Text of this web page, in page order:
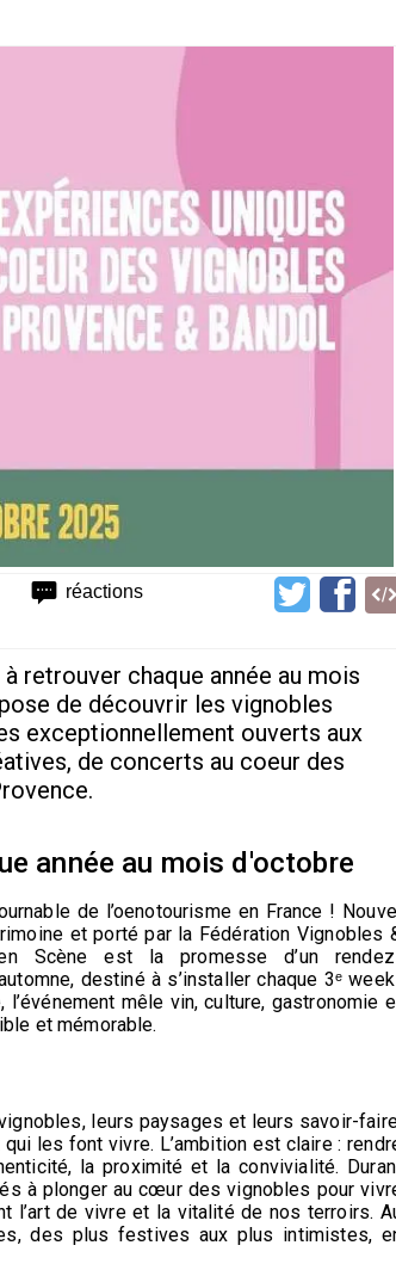
réactions
retrouver chaque année au mois
de découvrir les vignobles
exceptionnellement ouverts aux
de concerts au coeur des
année au mois d'octobre
de l’oenotourisme en France !
etporté par la Fédération Vignobles
Scèneest la promesse d’un
, destiné à s’installerchaque 3ᵉ
mêle vin, culture, gastronomie
et mémorable.
leurs paysages et leurs savoir-
les font vivre. L’ambition est claire :
la proximité et la convivialité.
à plonger au cœur des vignobles pour
l’art de vivre et la vitalité de nos terroirs.
des plus festives aux plus intimistes,